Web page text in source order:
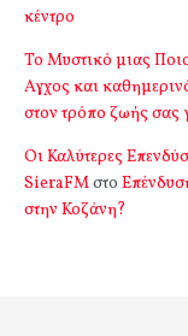
κέντρο
Το Μυστικό μιας
Αγχος και
στον τρόπο ζωής σας
Οι Καλύτερες
SieraFMστο
στην Κοζάνη?